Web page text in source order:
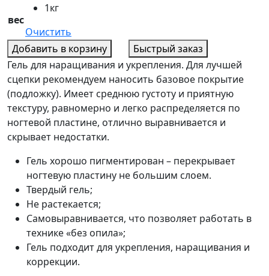
вес
1кг
Очистить
Добавить в корзину
Быстрый заказ
Гель для наращивания и укрепления. Для лучшей
сцепки рекомендуем наносить базовое покрытие
(подложку). Имеет среднюю густоту и приятную
текстуру, равномерно и легко распределяется по
ногтевой пластине, отлично выравнивается и
скрывает недостатки.
Гель хорошо пигментирован – перекрывает
ногтевую пластину не большим слоем.
Твердый гель;
Не растекается;
Самовыравнивается, что позволяет работать в
технике «без опила»;
Гель подходит для укрепления, наращивания и
коррекции.